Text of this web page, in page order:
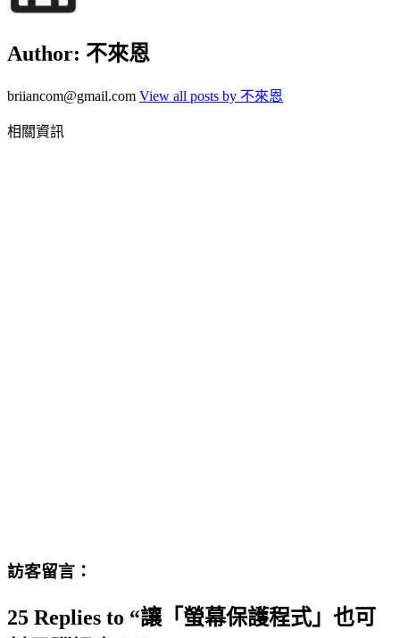
Author: 不來恩
briiancom@gmail.com View all posts by 不來恩
相關資訊
訪客留言：
25 Replies to “讓「螢幕保護程式」也可